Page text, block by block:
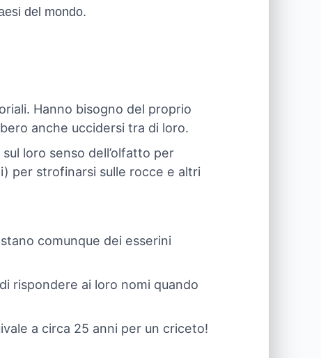
del mondo.
Hanno bisogno del proprio
anche uccidersi tra di loro.
loro senso dell’olfatto per
per strofinarsi sulle rocce e altri
comunque dei esserini
rispondere ai loro nomi quando
a circa 25 anni per un criceto!